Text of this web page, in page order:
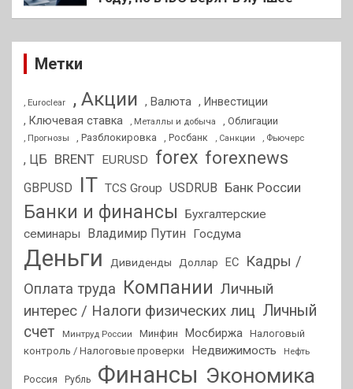
Метки
, Euroclear , Акции , Валюта , Инвестиции
, Ключевая ставка
, Металлы и добыча , Облигации
, Прогнозы , Разблокировка , Росбанк , Санкции , Фьючерс
, ЦБ BRENT EURUSD forex forexnews
GBPUSD IT TCS Group USDRUB Банк России
Банки и финансы
Бухгалтерские
семинары
Владимир Путин Госдума
Деньги Дивиденды Доллар ЕС
Кадры /
Оплата труда Компании Личный
интерес / Налоги физических лиц Личный
счет
Минтруд России Минфин Мосбиржа Налоговый
контроль / Налоговые проверки
Недвижимость Нефть
Россия Рубль Финансы Экономика